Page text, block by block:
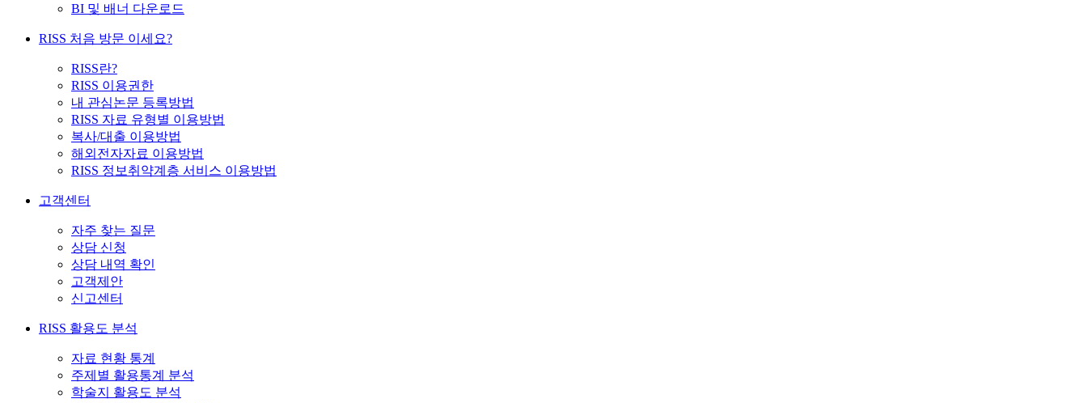
BI 및 배너 다운로드
RISS 처음 방문 이세요?
RISS란?
RISS 이용권한
내 관심논문 등록방법
RISS 자료 유형별 이용방법
복사/대출 이용방법
해외전자자료 이용방법
RISS 정보취약계층 서비스 이용방법
고객센터
자주 찾는 질문
상담 신청
상담 내역 확인
고객제안
신고센터
RISS 활용도 분석
자료 현황 통계
주제별 활용통계 분석
학술지 활용도 분석